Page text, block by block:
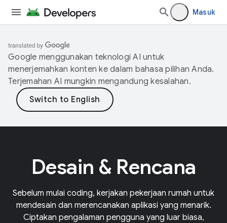
Masuk
Google menggunakan teknologi AI untuk
menerjemahkan konten ke dalam bahasa pilihan Anda.
Terjemahan AI mungkin mengandung kesalahan.
Desain & Rencana
Sebelum mulai coding, kerjakan pekerjaan rumah untuk
mendesain dan merencanakan aplikasi yang menarik.
Ciptakan pengalaman pengguna yang luar biasa,